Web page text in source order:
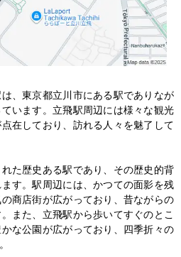
、東京都立川市にある駅でありなが
います。立飛駅周辺には様々な観光
在しており、訪れる人々を魅了して
た歴史ある駅であり、その歴史的背
す。駅周辺には、かつての面影を残
商店街が広がっており、昔ながらの
また、立飛駅から歩いてすぐのとこ
な公園が広がっており、四季折々の